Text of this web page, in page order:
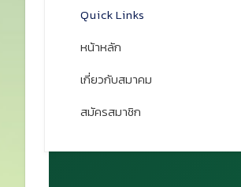
Quick Links
หน้าหลัก
เกี่ยวกับสมาคม
สมัครสมาชิก